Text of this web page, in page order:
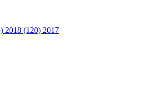
2018 (120) 2017